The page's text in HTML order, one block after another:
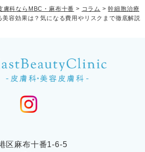
膚科ならMBC・麻布十番 > コラム >幹細胞治療
容効果は？気になる費用やリスクまで徹底解説
区麻布十番1-6-5